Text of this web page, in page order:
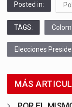
Posted in:
TAGS:
Elecciones
MÁS